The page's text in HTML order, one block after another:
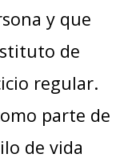
y que
de
regular.
parte de
de vida